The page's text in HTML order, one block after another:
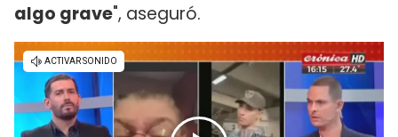
algo grave", aseguró.